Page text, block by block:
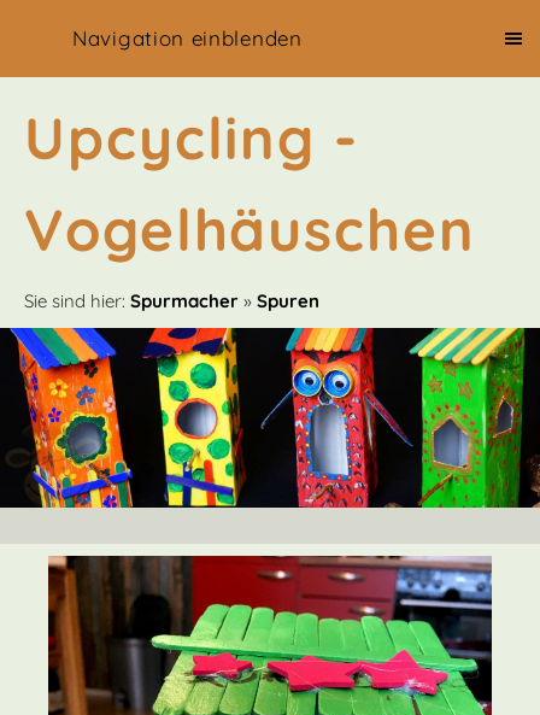
Navigation einblenden
Upcycling -
Vogelhäuschen
Sie sind hier: Spurmacher » Spuren